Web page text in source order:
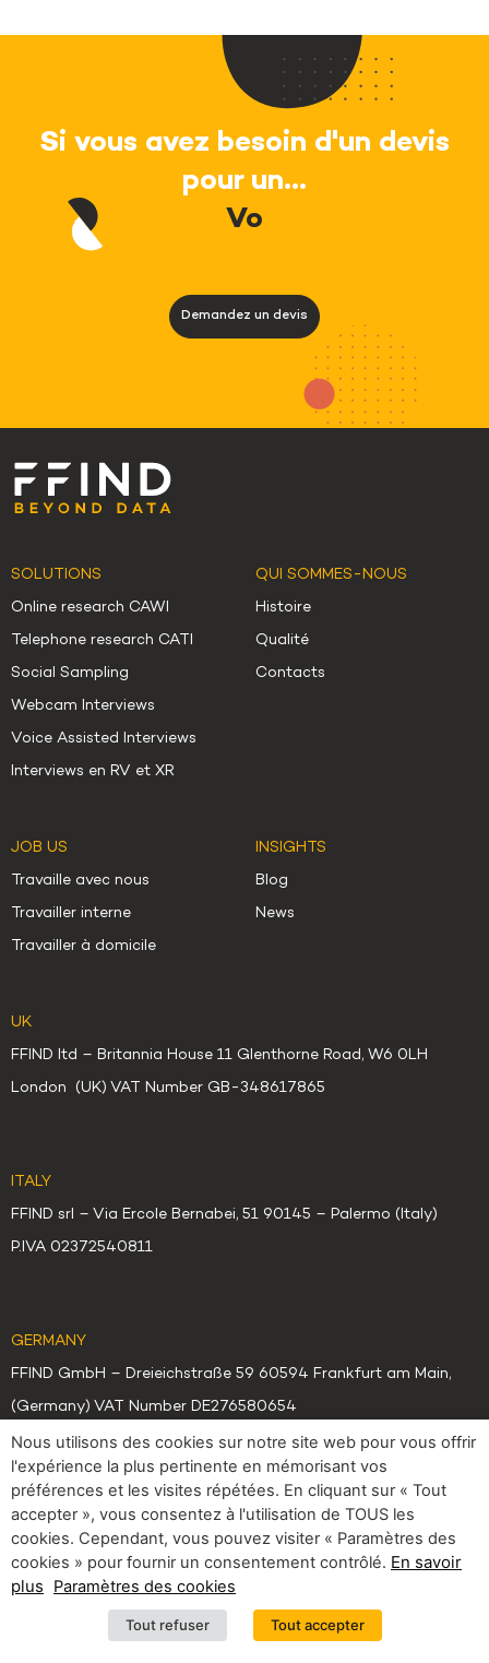
Si vous avez besoin d'un devis
pour un...
Voice Assisted Interviews
Demandez un devis
SOLUTIONS
Online research CAWI
Telephone research CATI
Social Sampling
Webcam Interviews
Voice Assisted Interviews
Interviews en RV et XR
QUI SOMMES-NOUS
Histoire
Qualité
Contacts
JOB US
Travaille avec nous
Travailler interne
Travailler à domicile
INSIGHTS
Blog
News
UK
FFIND ltd – Britannia House 11 Glenthorne Road, W6 0LH
London (UK) VAT Number GB-348617865
ITALY
FFIND srl – Via Ercole Bernabei, 51 90145 – Palermo (Italy)
P.IVA 02372540811
GERMANY
FFIND GmbH – Dreieichstraße 59 60594 Frankfurt am Main,
(Germany) VAT Number DE276580654
Nous utilisons des cookies sur notre site web pour vous offrir
l'expérience la plus pertinente en mémorisant vos
préférences et les visites répétées. En cliquant sur « Tout
accepter », vous consentez à l'utilisation de TOUS les
cookies. Cependant, vous pouvez visiter « Paramètres des
cookies » pour fournir un consentement contrôlé. En savoir
plus
Paramètres des cookies
Tout refuser Tout accepter